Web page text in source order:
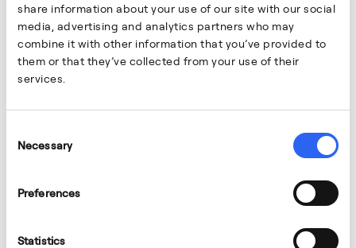
share information about your use of our site with our social
media, advertising and analytics partners who may
combine it with other information that you’ve provided to
them or that they’ve collected from your use of their
services.
Selection
Necessary
Preferences
Statistics